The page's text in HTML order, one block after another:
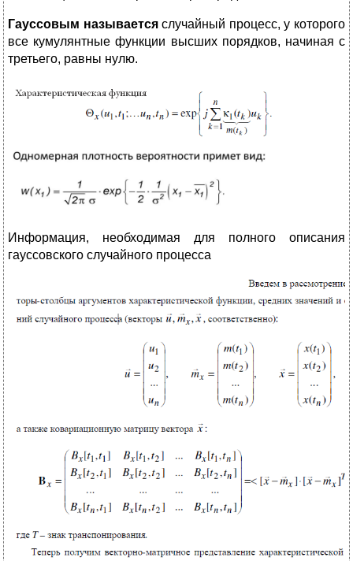
Гауссовым называетсяслучайный процесс, у которого
все кумулянтные функции высших порядков, начиная с
третьего, равны нулю.
Информация, необходимая для полного описания
гауссовского случайного процесса